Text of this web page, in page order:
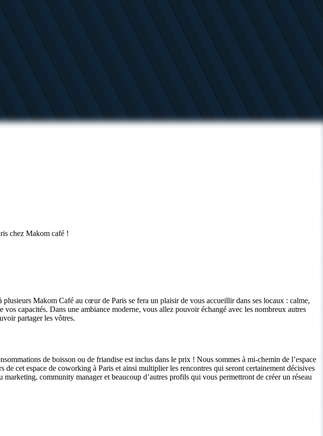
chez Makom café !
Makom Café au cœur de Paris se fera un plaisir de vous accueillir dans ses locaux : calme,
capacités. Dans une ambiance moderne, vous allez pouvoir échangé avec les nombreux autres
partager les vôtres.
de boisson ou de friandise est inclus dans le prix ! Nous sommes à mi-chemin de l’espace
cet espace de coworking à Paris et ainsi multiplier les rencontres qui seront certainement décisives
community manager et beaucoup d’autres profils qui vous permettront de créer un réseau